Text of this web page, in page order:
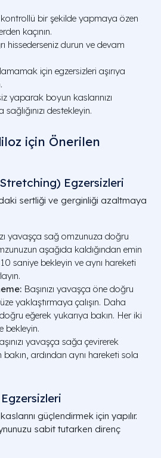
bir şekilde yapmaya özen
kaçının.
hissederseniz durun ve devam
için egzersizleri aşırıya
yaparak boyun kaslarınızı
destekleyin.
için Önerilen
Egzersizleri
sertliği ve gerginliği azaltmaya
yavaşça sağ omzunuza doğru
aşağıda kaldığından emin
saniye bekleyin ve aynı hareketi
Başınızı yavaşça öne doğru
yaklaştırmaya çalışın. Daha
eğerek yukarıya bakın. Her iki
bekleyin.
yavaşça sağa çevirerek
ardından aynı hareketi sola
güçlendirmek için yapılır.
sabit tutarken direnç